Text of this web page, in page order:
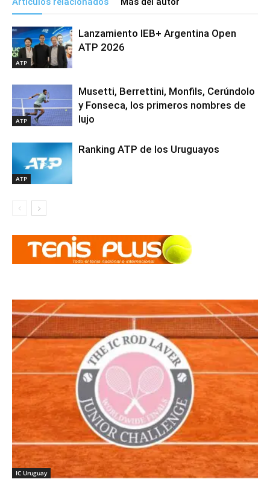
ATP
Lanzamiento IEB+ Argentina Open
ATP 2026
ATP
Musetti, Berrettini, Monfils, Cerúndolo
y Fonseca, los primeros nombres de
lujo
ATP
Ranking ATP de los Uruguayos
IC Uruguay